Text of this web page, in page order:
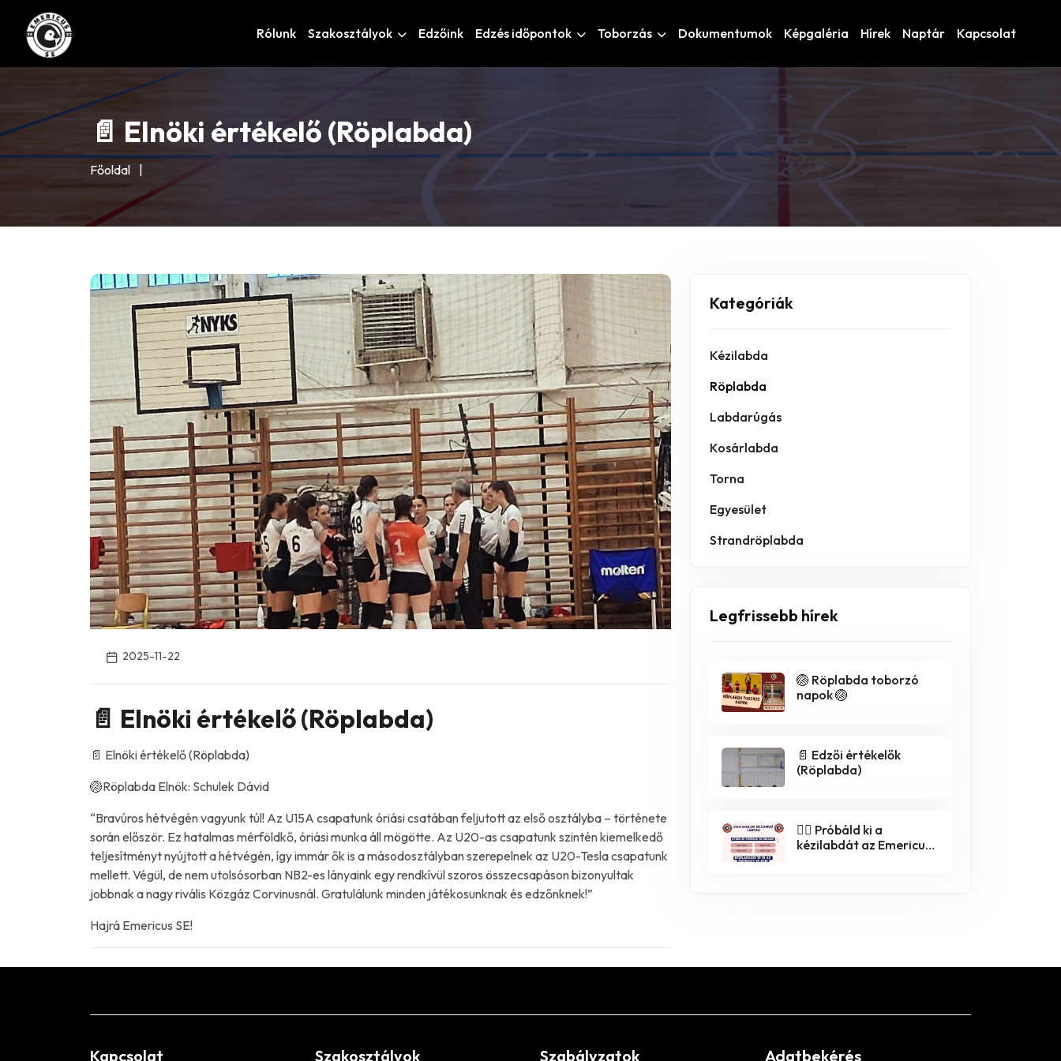
Rólunk Szakosztályok Edzőink Edzés időpontok Toborzás Dokumentumok Képgaléria Hírek Naptár Kapcsolat
📄 Elnöki értékelő (Röplabda)
Főoldal
2025-11-22
📄 Elnöki értékelő (Röplabda)
📄 Elnöki értékelő (Röplabda)
🏐Röplabda Elnök: Schulek Dávid
“Bravúros hétvégén vagyunk túl! Az U15A csapatunk óriási csatában feljutott az első osztályba – története
során először. Ez hatalmas mérföldkő, óriási munka áll mögötte. Az U20-as csapatunk szintén kiemelkedő
teljesítményt nyújtott a hétvégén, így immár ők is a másodosztályban szerepelnek az U20-Tesla csapatunk
mellett. Végül, de nem utolsósorban NB2-es lányaink egy rendkívül szoros összecsapáson bizonyultak
jobbnak a nagy rivális Közgáz Corvinusnál. Gratulálunk minden játékosunknak és edzőnknek!”
Hajrá Emericus SE!
Kategóriák
Kézilabda
Röplabda
Labdarúgás
Kosárlabda
Torna
Egyesület
Strandröplabda
Legfrissebb hírek
🏐 Röplabda toborzó
napok 🏐
📄 Edzői értékelők
(Röplabda)
🤾‍♀️ Próbáld ki a
kézilabdát az Emericus
Kapcsolat Szakosztályok Szabályzatok Adatbekérés